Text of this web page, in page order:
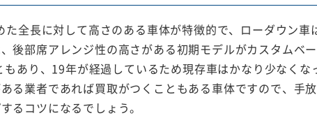
全長に対して高さのある車体が特徴的で、ローダウン車
後部席アレンジ性の高さがある初期モデルがカスタムベ
あり、19年が経過しているため現存車はかなり少なくな
る業者であれば買取がつくこともある車体ですので、手
るコツになるでしょう。